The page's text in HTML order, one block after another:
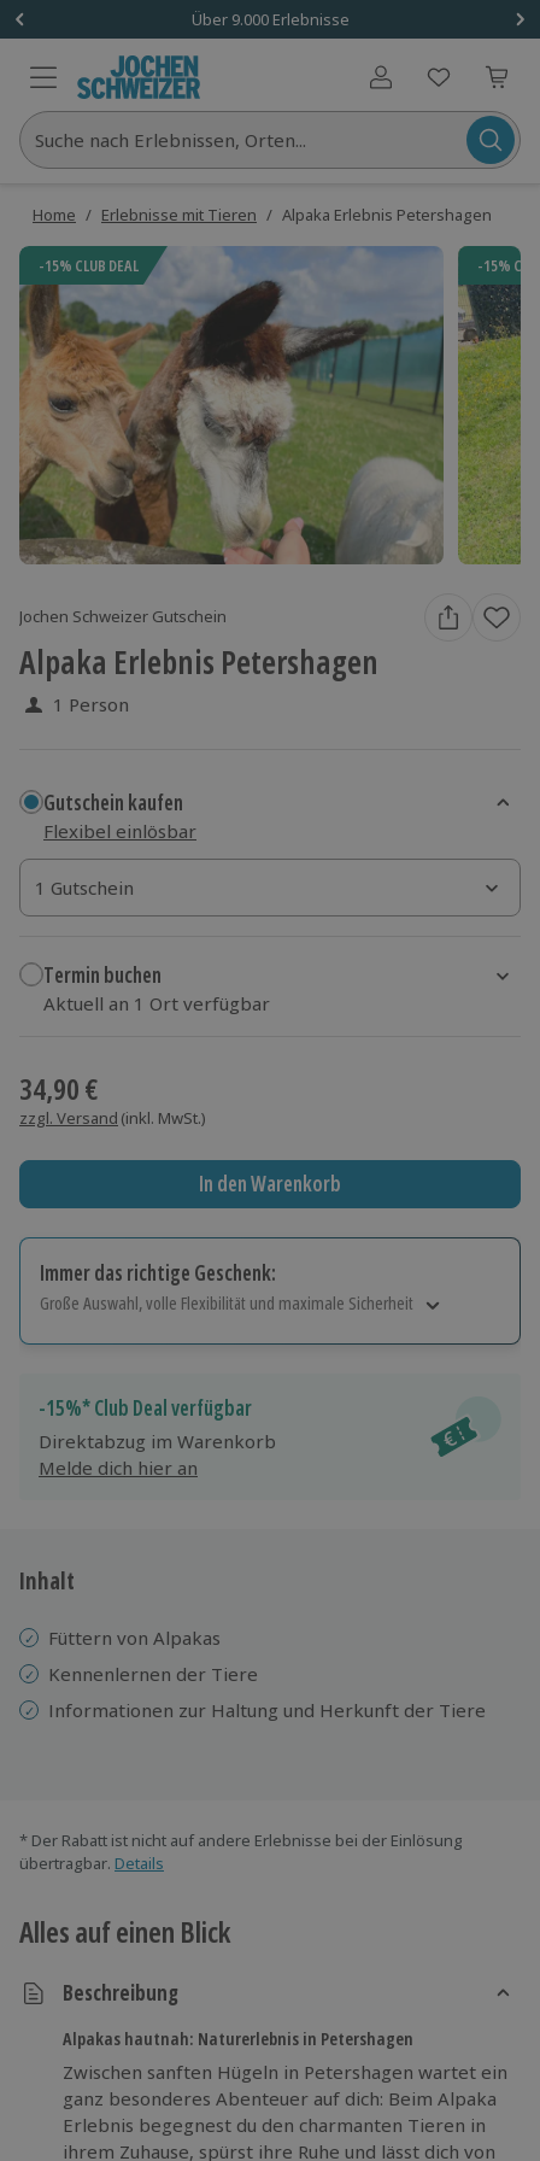
Über 9.000 Erlebnisse
Benutzerkonto
Suche nach Erlebnissen, Orten...
Home / Erlebnisse mit Tieren / Alpaka Erlebnis Petershagen
-15% CLUB DEAL -15%
Jochen Schweizer Gutschein
Alpaka Erlebnis Petershagen
1 Person
Gutschein kaufen
Flexibel einlösbar
1 Gutschein
1 Gutschein
1 Gutschein
Termin buchen
Aktuell an 1 Ort verfügbar
34,90 €
zzgl. Versand (inkl. MwSt.)
In den Warenkorb
Immer das richtige Geschenk:
Große Auswahl, volle Flexibilität und maximale Sicherheit
Jeder Gutschein für alle Erlebnisse einlösbar.
Maximale Sicherheit
10 Jahre gültig & verlängerbar.
-15%* Club Deal verfügbar
Direktabzug im Warenkorb
Melde dich hier an
Inhalt
Füttern von Alpakas
Kennenlernen der Tiere
Informationen zur Haltung und Herkunft der Tiere
* Der Rabatt ist nicht auf andere Erlebnisse bei der Einlösung
übertragbar. Details
Alles auf einen Blick
Beschreibung
Alpakas hautnah: Naturerlebnis in Petershagen
Zwischen sanften Hügeln in Petershagen wartet ein
ganz besonderes Abenteuer auf dich: Beim Alpaka
Erlebnis begegnest du den charmanten Tieren in
ihrem Zuhause, spürst ihre Ruhe und lässt dich von